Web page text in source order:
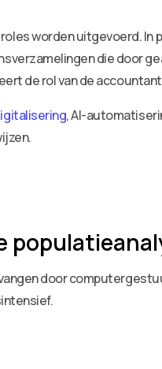
worden uitgevoerd. In
die door
de rol van de
, AI-
door